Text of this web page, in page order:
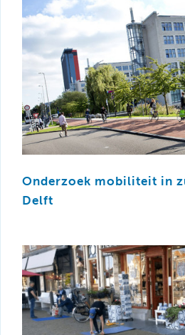
Onderzoek mobiliteit in
Delft